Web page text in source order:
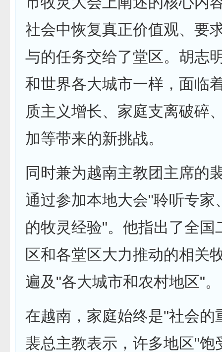
社会中恢复真正价值观、要
与的任务交给了堂区。胡志
和世界各大城市一样，面临
质主义增长、家庭支离破碎
加等带来的新挑战。
同时兼为越南主教团主席的
通过参加本地大会"聆听专家
的牧灵经验"。他指出了全国
区和各堂区大力推动的相关
遍及"各大城市和农村地区"。
在越南，家庭始终是"社会的
裴总主教表示，许多地区"饱